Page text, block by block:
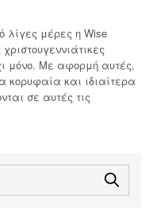
μέρες η Wise
μόνο. Με αφορμή αυτές,
κορυφαία και ιδιαίτερα
σε αυτές τις